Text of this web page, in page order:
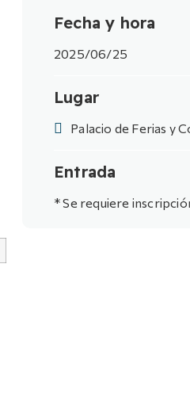
Fecha y hora
2025/06/25
Lugar
Palacio de Ferias y
Entrada
* Se requiere